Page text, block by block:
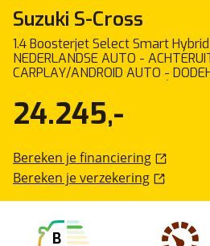
Suzuki S-Cross
1.4 Boosterjet Select Smart Hybrid
NEDERLANDSE AUTO -
CARPLAY/ANDROID AUTO -
CRUISE CONTROL - KEYLESS
B
24.245,-
Bereken je financiering
Bereken je verzekering